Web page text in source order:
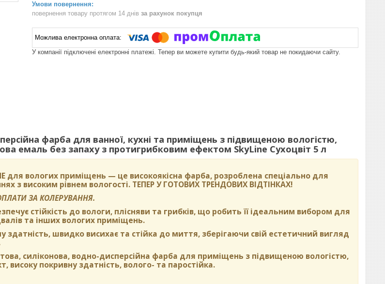
повернення товару протягом 14 днів за рахунок покупця
У компанії підключені електронні платежі. Тепер ви можете купити будь-який товар не покидаючи сайту.
фарба для ванної, кухні та приміщень з підвищеною вологістю,
емаль без запаху з протигрибковим ефектом SkyLine Сухоцвіт 5 л
для вологих приміщень — це високоякісна фарба, розроблена спеціально для
з високим рівнем вологості. ТЕПЕР У ГОТОВИХ ТРЕНДОВИХ ВІДТІНКАХ!
ЗА КОЛЕРУВАННЯ.
стійкість до вологи, плісняви та грибків, що робить її ідеальним вибором для
та інших вологих приміщень.
здатність, швидко висихає та стійка до миття, зберігаючи свій естетичний вигляд
силіконова, водно-дисперсійна фарба для приміщень з підвищеною вологістю,
високу покривну здатність, волого- та паростійка.